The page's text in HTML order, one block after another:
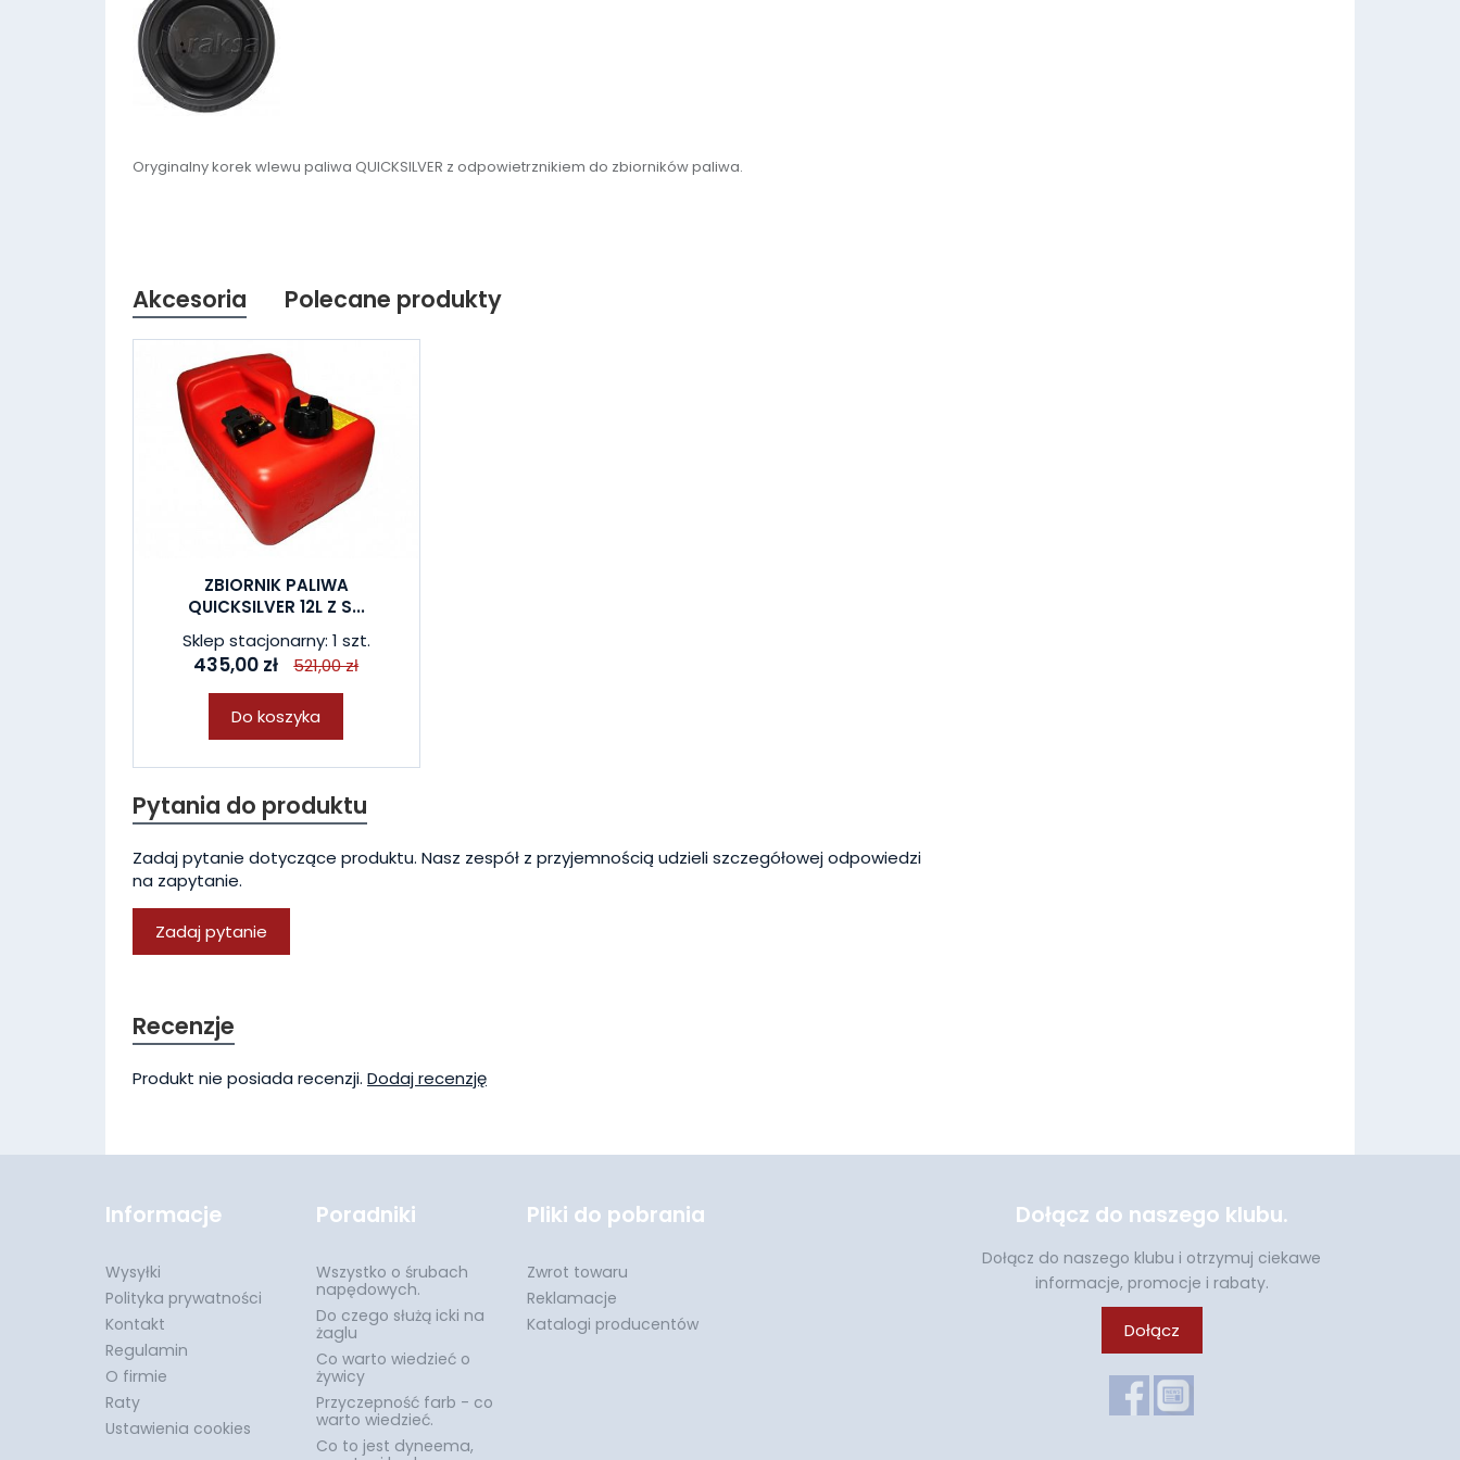
Oryginalny korek wlewu paliwa QUICKSILVER z odpowietrznikiem do zbiorników paliwa.
Akcesoria Polecane produkty
ZBIORNIK PALIWA
QUICKSILVER 12L Z S...
Sklep stacjonarny: 1 szt.
435,00 zł 521,00 zł
Do koszyka
Pytania do produktu
Zadaj pytanie dotyczące produktu. Nasz zespół z przyjemnością udzieli szczegółowej odpowiedzi
na zapytanie.
Zadaj pytanie
Recenzje
Produkt nie posiada recenzji. Dodaj recenzję
Informacje
Wysyłki
Polityka prywatności
Kontakt
Regulamin
O firmie
Raty
Ustawienia cookies
Poradniki
Wszystko o śrubach
napędowych.
Do czego służą icki na
żaglu
Co warto wiedzieć o
żywicy
Przyczepność farb - co
warto wiedzieć.
Co to jest dyneema,
Pliki do pobrania
Zwrot towaru
Reklamacje
Katalogi producentów
Dołącz do naszego klubu.
Dołącz do naszego klubu i otrzymuj ciekawe
informacje, promocje i rabaty.
Dołącz